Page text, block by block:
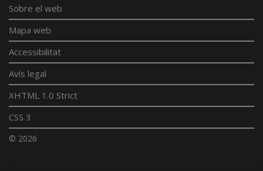
Sobre el web
Mapa web
Accessibilitat
Avís legal
XHTML 1.0 Strict
CSS 3
© 2026